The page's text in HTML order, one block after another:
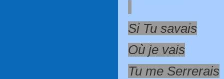
Si Tu savais
Où je vais
Tu me Serrerais